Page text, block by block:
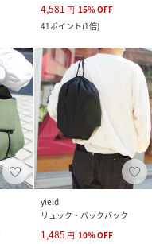
4,581 円 15%OFF
41ポイント(1倍)
yield
リュック・バックパック
1,485 円 10%OFF